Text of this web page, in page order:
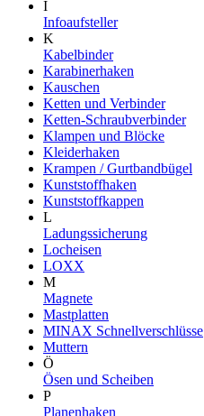
I
Infoaufsteller
K
Kabelbinder
Karabinerhaken
Kauschen
Ketten und Verbinder
Ketten-Schraubverbinder
Klampen und Blöcke
Kleiderhaken
Krampen / Gurtbandbügel
Kunststoffhaken
Kunststoffkappen
L
Ladungssicherung
Locheisen
LOXX
M
Magnete
Mastplatten
MINAX Schnellverschlüsse
Muttern
Ö
Ösen und Scheiben
P
Planenhaken